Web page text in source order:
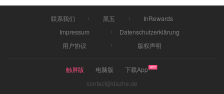
联系我们 黑五
InRewards
Impressum
Datenschutzerklärung
用户协议
版权声明
触屏版 电脑版
下载App
contact@dazhe.de